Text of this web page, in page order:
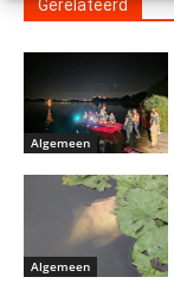
Gerelateerd
Algemeen
Algemeen